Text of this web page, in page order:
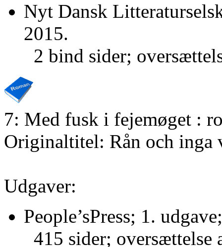
Nyt Dansk
2015.
2 bind sider;
7: Med fusk i fejemøget :
Originaltitel: Rån och inga
Udgaver:
People’sPress; 1.
415 sider;